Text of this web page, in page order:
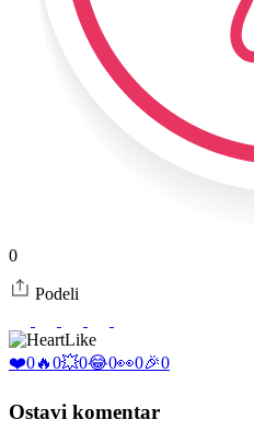
0
Podeli
Like
❤️0🔥0💥0😂0👀0🎉0
Ostavi komentar